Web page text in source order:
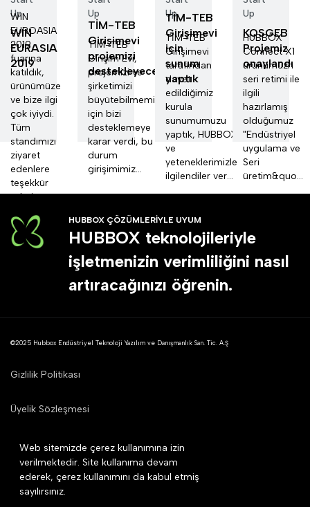
Web sitemizde çerez kullanımına izin
verilmektedir. Site kullanıma devam
ederek, çerez kullanımını da kabul etmiş
sayılırsınız.
Up
WIN
EURASIA
2019
WIN
EUROASIA
2019
fuarına
katıldık,
ürünümüze
ve bize ilgi
çok iyiydi.
Tüm
standımızı
ziyaret
edenlere
teşekkür
ederiz.
Up
TİM-TEB
Girişimevi
projemizi
destekleyecek
TİM-TEB
Girişim Evi,
projemizi ve
şirketimizi
büyütebilmemiz
için bizi
desteklemeye
karar verdi, bu
durum
girişimimiz...
Up
TİM-TEB
Girişimevi
için
sunum
yaptık
TİM-TEB
Girişimevi
tarafından
davet
edildiğimiz
kurula
sunumumuzu
yaptık, HUBBOX
ve
yeteneklerimizle
ilgilendiler ver...
Up
KOSGEB
Projemiz
onaylandı
HUBBOX
Connect X1
ürünümüzn
seri retimi ile
ilgili
hazırlamış
olduğumuz
"Endüstriyel
uygulama ve
Seri
üretim&quo...
HUBBOX ÇÖZÜMLERİYLE UYUM
HUBBOX teknolojileriyle
işletmenizin verimliliğini nasıl
artıracağınızı öğrenin.
©2025 Hubbox Endüstriyel Teknoloji Yazılım ve Danışmanlık San. Tic. A.Ş
Gizlilik Politikası
Üyelik Sözleşmesi
Mesafeli Satış Sözleşmesi
Çerez Politikası